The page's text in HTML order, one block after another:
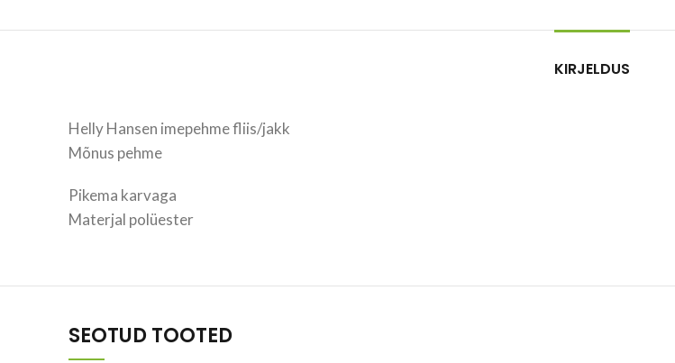
KIRJELDUS
Helly Hansen imepehme fliis/jakk
Mõnus pehme
Pikema karvaga
Materjal polüester
SEOTUD TOOTED